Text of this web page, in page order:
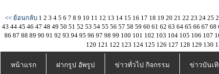
<< ย้อนกลับ 1 2 3 4 5 6 7 8 9 10 11 12 13 14 15 16 17 18 19 20 21 22 23 24 25
43 44 45 46 47 48 49 50 51 52 53 54 55 56 57 58 59 60 61 62 63 64 65 66 67 68
86 87 88 89 90 91 92 93 94 95 96 97 98 99 100 101 102 103 104 105 106 107
120 121 122 123 124 125 126 127 128 129 130
หน้าแรก ฝากรูป อัพรูป ข่าวทั่วไป กิจกรรม ข่าวบันเ